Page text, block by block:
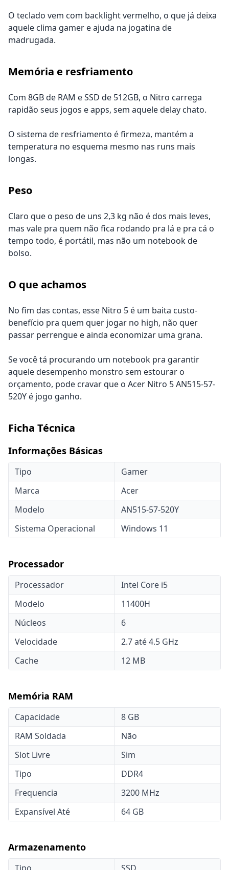
O teclado vem com backlight vermelho, o que já deixa
aquele clima gamer e ajuda na jogatina de
madrugada.
Memória e resfriamento
Com 8GB de RAM e SSD de 512GB, o Nitro carrega
rapidão seus jogos e apps, sem aquele delay chato.
O sistema de resfriamento é firmeza, mantém a
temperatura no esquema mesmo nas runs mais
longas.
Peso
Claro que o peso de uns 2,3 kg não é dos mais leves,
mas vale pra quem não fica rodando pra lá e pra cá o
tempo todo, é portátil, mas não um notebook de
bolso.
O que achamos
No fim das contas, esse Nitro 5 é um baita custo-
benefício pra quem quer jogar no high, não quer
passar perrengue e ainda economizar uma grana.
Se você tá procurando um notebook pra garantir
aquele desempenho monstro sem estourar o
orçamento, pode cravar que o Acer Nitro 5 AN515-57-
520Y é jogo ganho.
Ficha Técnica
Informações Básicas
Tipo
Gamer
Marca
Acer
Modelo
AN515-57-520Y
Sistema Operacional
Windows 11
Processador
Processador
Intel Core i5
Modelo
11400H
Núcleos
6
Velocidade
2.7 até 4.5 GHz
Cache
12 MB
Memória RAM
Capacidade
8 GB
RAM Soldada
Não
Slot Livre
Sim
Tipo
DDR4
Frequencia
3200 MHz
Expansível Até
64 GB
Armazenamento